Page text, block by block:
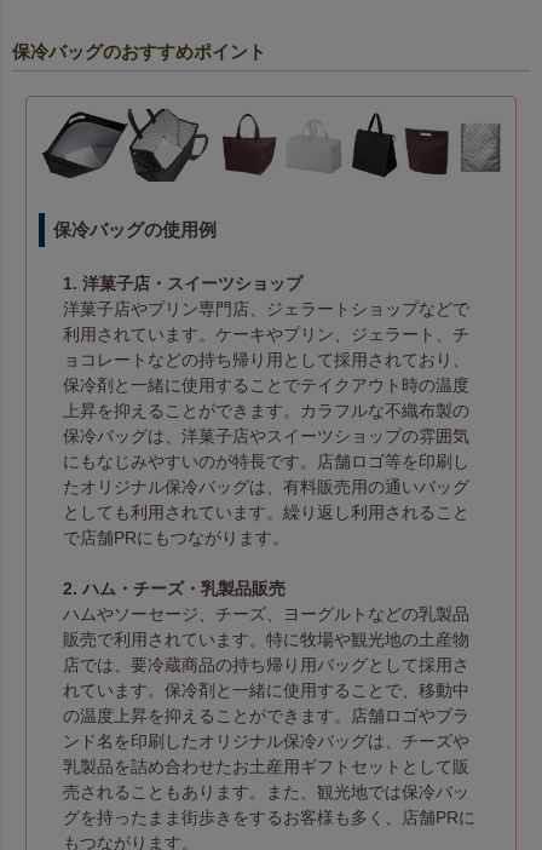
保冷バッグのおすすめポイント
保冷バッグの使用例
1. 洋菓子店・スイーツショップ
洋菓子店やプリン専門店、ジェラートショップなどで
利用されています。ケーキやプリン、ジェラート、チ
ョコレートなどの持ち帰り用として採用されており、
保冷剤と一緒に使用することでテイクアウト時の温度
上昇を抑えることができます。カラフルな不織布製の
保冷バッグは、洋菓子店やスイーツショップの雰囲気
にもなじみやすいのが特長です。店舗ロゴ等を印刷し
たオリジナル保冷バッグは、有料販売用の通いバッグ
としても利用されています。繰り返し利用されること
で店舗PRにもつながります。
2. ハム・チーズ・乳製品販売
ハムやソーセージ、チーズ、ヨーグルトなどの乳製品
販売で利用されています。特に牧場や観光地の土産物
店では、要冷蔵商品の持ち帰り用バッグとして採用さ
れています。保冷剤と一緒に使用することで、移動中
の温度上昇を抑えることができます。店舗ロゴやブラ
ンド名を印刷したオリジナル保冷バッグは、チーズや
乳製品を詰め合わせたお土産用ギフトセットとして販
売されることもあります。また、観光地では保冷バッ
グを持ったまま街歩きをするお客様も多く、店舗PRに
もつながります。